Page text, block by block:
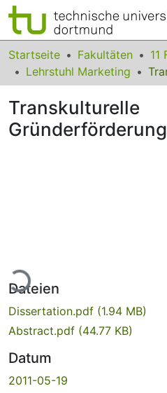
Bereiche & Sammlungen
Das gesamte Repositorium
Statistiken
FAQ
Startseite Fakultäten
Lehrstuhl Marketing
Transkulturelle
Gründerförderung
Lade...
Dateien
Dissertation.pdf (1.94 MB)
Abstract.pdf (44.77 KB)
Datum
2011-05-19